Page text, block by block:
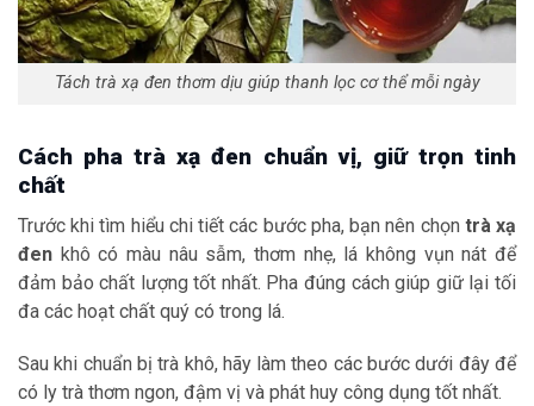
Tách trà xạ đen thơm dịu giúp thanh lọc cơ thể mỗi ngày
Cách pha trà xạ đen chuẩn vị, giữ trọn tinh
chất
Trước khi tìm hiểu chi tiết các bước pha, bạn nên chọn trà xạ
đen khô có màu nâu sẫm, thơm nhẹ, lá không vụn nát để
đảm bảo chất lượng tốt nhất. Pha đúng cách giúp giữ lại tối
đa các hoạt chất quý có trong lá.
Sau khi chuẩn bị trà khô, hãy làm theo các bước dưới đây để
có ly trà thơm ngon, đậm vị và phát huy công dụng tốt nhất.